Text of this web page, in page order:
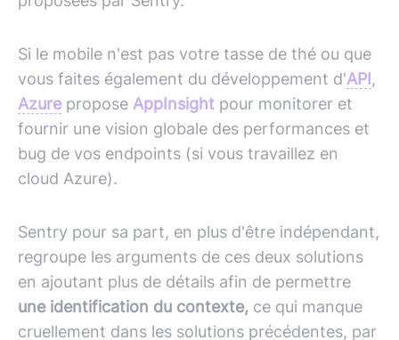
Si le mobile n'est pas votre tasse de thé ou que
vous faites également du développement d'API ,
Azurepropose AppInsight pour monitorer et
fournir une vision globale des performances et
bug de vos endpoints (si vous travaillez en
cloud Azure).
Sentry pour sa part, en plus d'être indépendant,
regroupe les arguments de ces deux solutions
en ajoutant plus de détails afin de permettre
une identification du contexte, ce qui manque
cruellement dans les solutions précédentes, par